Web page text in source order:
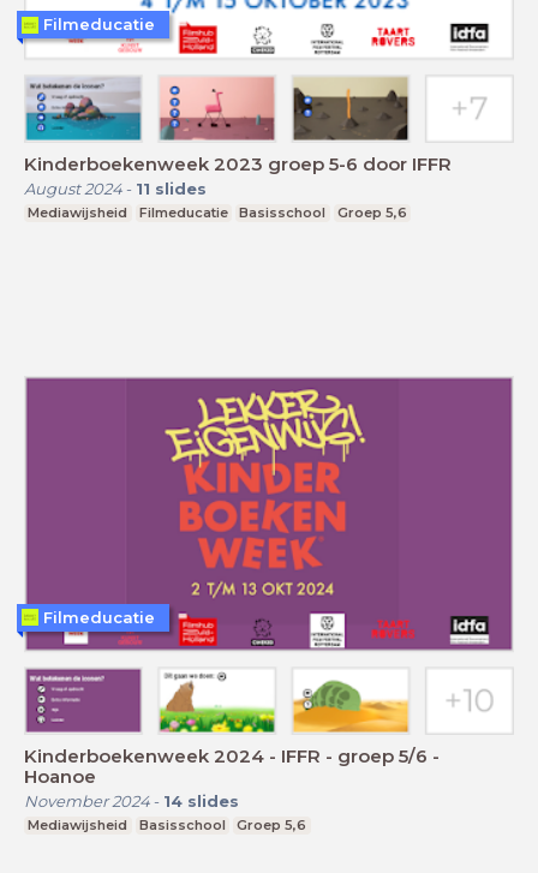
Kinderboekenweek 2023 groep 5-6 door IFFR
August 2024- 11 slides
Mediawijsheid Filmeducatie Basisschool Groep 5,6
Filmeducatie
Kinderboekenweek 2024 - IFFR - groep 5/6 -
Hoanoe
November 2024- 14 slides
Mediawijsheid Basisschool Groep 5,6
Filmeducatie